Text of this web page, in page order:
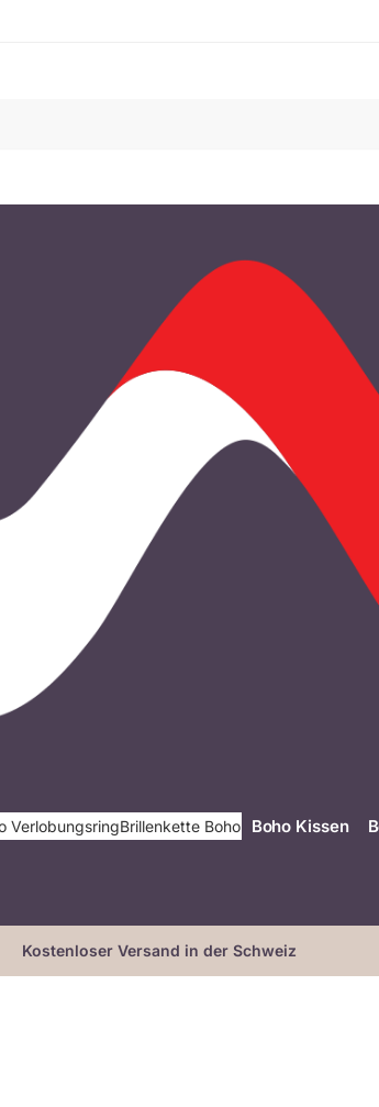
VerlobungsringBrillenkette Boho Boho Kissen
Kostenloser Versand in der Schweiz